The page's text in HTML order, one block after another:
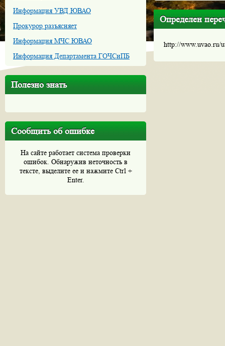
Информация УВД ЮВАО
Прокурор разъясняет
Информация МЧС ЮВАО
Информация Департамента ГОЧСиПБ
Полезно знать
Сообщить об ошибке
На сайте работает система проверки
ошибок. Обнаружив неточность в
тексте, выделите ее и нажмите Ctrl +
Enter.
Определен
http://www.uvao.ru/